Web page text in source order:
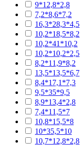
9*12,8*2,8
7,2*8,6*7,2
16,3*28,3*4,5
10,2*18,5*8,2
10,2*41*10,2
10,2*10,2*2,5
8,2*11,9*8,2
13,5*13,5*6,7
8,4*17,1*7,3
9,5*35*9,5
8,9*13,4*2,8
7,4*11,5*7
10,8*15,5*8
10*35,5*10
10,7*12,8*2,8